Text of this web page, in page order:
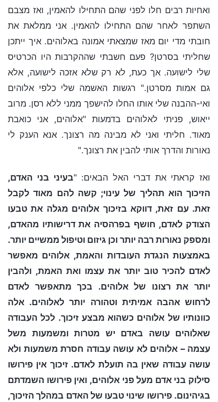
ואחיות רבים חלו לפני שהם התחילו להאמין, ואז מצבם
השתפר לאחר שהם התחילו להאמין. אני ממלאת את
חובתי מדי יום מאז שמצאתי אמונה באלוהים. איך ייתכן
שחליתי בסרטן? פעם חשבתי שההקרבות היו הכרטיס
שלי לישועה. אך כעת, לא רק שלא אזכה לישועה, אלא
גם אמות מסרטן." רגשות האשמה שלי כלפי אלוהים
ואי-ההבנה שלי אותו החלו להישפך ממני ללא רסן. מרוב
ייאוש, פניתי לאלוהים בדמעות "אלוהים, אני כואבת
מאוד. חליתי ואני לא מבינה מה רצונך. אנא הענק לי
נאורות והדרך אותי להבין את רצונך."
ואז קראתי את דברי האל הבאים: "בעיני בני האדם,
הזיכוך הוא תהליך של עינוי; קשה להם מאוד לקבל
זאת. עם זאת, דווקא בזיכוך אלוהים מגלה את טבעו
הצודק לאדם, חושף בפרהסיה את דרישותיו מהאדם,
ומספק נאורות רבה יותר וכן גיזום וטיפול ממשיים יותר.
באמצעות הנגדת העובדות והאמת, אלוהים מאפשר
לאדם להכיר טוב יותר את עצמו ואת האמת, ולהבין
יותר את רצונו של אלוהים. בכך מתאפשר לאדם
לרחוש אהבה אמיתית וטהורה יותר לאלוהים. אלה
כוונותיו של אלוהים כשהוא מבצע זיכוך. לכל העבודה
שאלוהים עושה באדם יש מטרות ומשמעות משל
עצמה – אלוהים לא עושה עבודה חסרת משמעות ולא
עושה עבודה שאין בה תועלת לאדם. זיכוך אין פירושו
סילוק בני אדם מעל פני אלוהים, ואין פירושו השמדתם
בגיהינום. פירושו שינוי טבעו של האדם במהלך הזיכוך,